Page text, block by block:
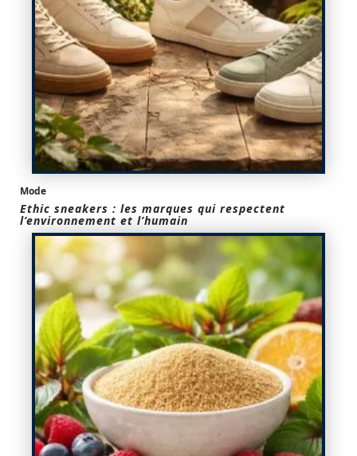
Mode
Ethic sneakers : les marques qui respectent
l’environnement et l’humain